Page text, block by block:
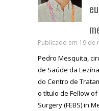
Publicado em 19 de
Pedro Mesquita,
de Saúde da
do Centro de
o título de Fellow
Surgery (FEBS) in